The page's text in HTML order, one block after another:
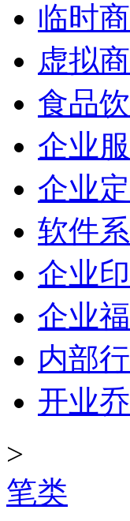
临时
虚拟
食品
企业
企业
软件
企业
企业
内部
开业
>
笔类